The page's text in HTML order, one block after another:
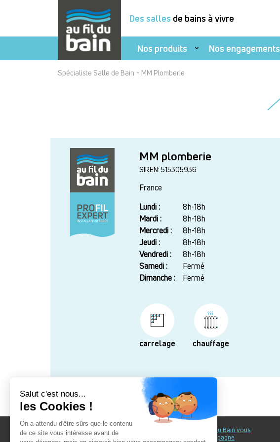
Des salles de bains à vivre
Nos produits Nos engagements
Spécialiste Salle de Bain - MM Plomberie
MM plomberie
SIREN: 515305936
France
Jour
Plage
horaire
Lundi :
8h-18h
Mardi :
8h-18h
Mercredi :
8h-18h
Jeudi :
8h-18h
Vendredi :
8h-18h
Samedi :
Fermé
Dimanche :
Fermé
carrelage chauffage
Au fil du Bain
Au fil du Bain vous
accompagne